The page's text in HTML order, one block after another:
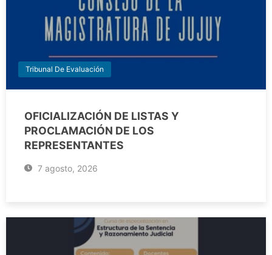
Tribunal De Evaluación
OFICIALIZACIÓN DE LISTAS Y
PROCLAMACIÓN DE LOS
REPRESENTANTES
7 agosto, 2026